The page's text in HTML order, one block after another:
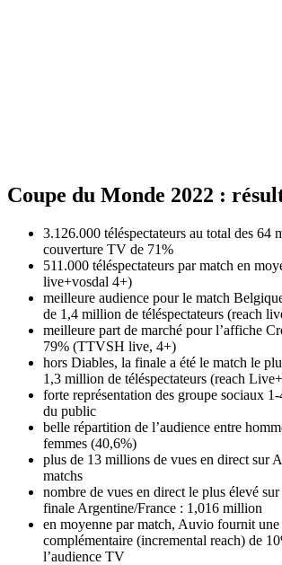
Coupe du Monde 2022 :
3.126.000 téléspectateurs au total des 64
couverture TV de 71%
511.000 téléspectateurs par match en
live+vosdal 4+)
meilleure audience pour le match
de 1,4 million de téléspectateurs (reach
meilleure part de marché pour l’affiche
79% (TTVSH live, 4+)
hors Diables, la finale a été le match le
1,3 million de téléspectateurs (reach
forte représentation des groupe sociaux
du public
belle répartition de l’audience entre
femmes (40,6%)
plus de 13 millions de vues en direct sur
matchs
nombre de vues en direct le plus élevé
finale Argentine/France : 1,016 million
en moyenne par match, Auvio fournit une
complémentaire (incremental reach) de
l’audience TV